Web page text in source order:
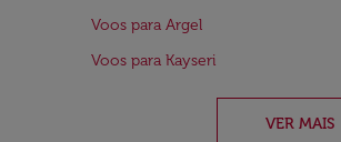
Voos para Argel
Voos para Kayseri
VER MAIS